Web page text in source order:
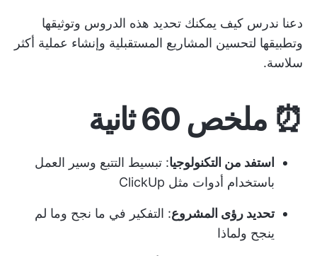
دعنا ندرس كيف يمكنك تحديد هذه الدروس وتوثيقها
وتطبيقها لتحسين المشاريع المستقبلية وإنشاء عملية أكثر
سلاسة.
⏰ ملخص 60 ثانية
استفد من التكنولوجيا: تبسيط التتبع وسير العمل
باستخدام أدوات مثل ClickUp
تحديد رؤى المشروع: التفكير في ما نجح وما لم
ينجح ولماذا